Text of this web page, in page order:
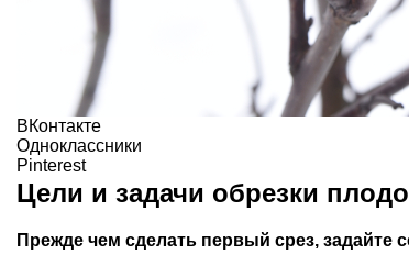
ВКонтакте
Одноклассники
Pinterest
Цели и задачи обрезки
Прежде чем сделать первый срез, задайте